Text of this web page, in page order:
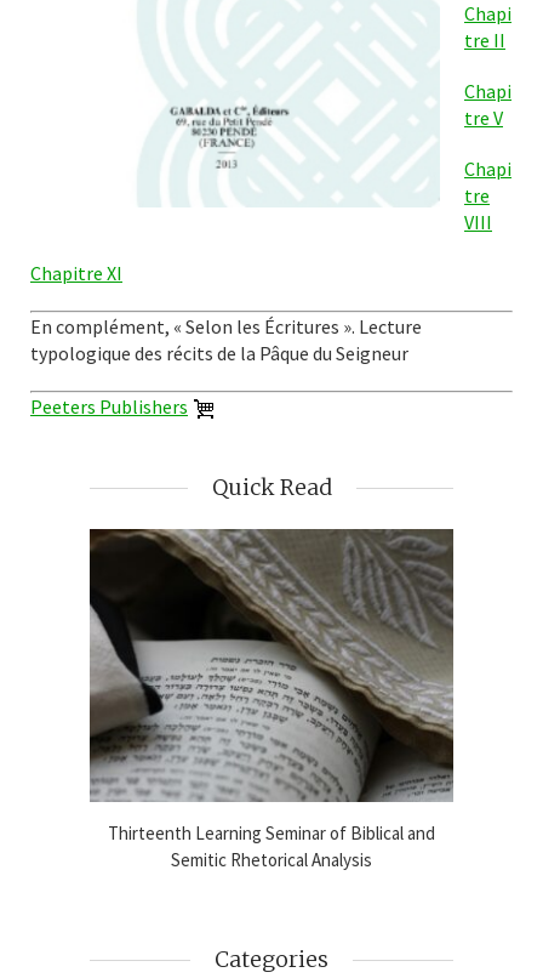
Chapi
tre II
Chapi
tre V
Chapi
tre
VIII
Chapitre XI
En complément, « Selon les Écritures ». Lecture
typologique des récits de la Pâque du Seigneur
Peeters Publishers
Quick Read
Thirteenth Learning Seminar of Biblical and
Semitic Rhetorical Analysis
Categories